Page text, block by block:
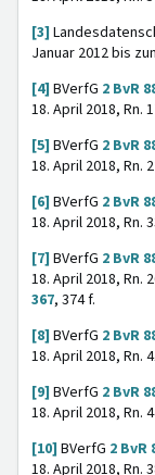
[3]
Januar 2012 bis
[4] BVerfG 2 BvR
18. April 2018, Rn.
[5] BVerfG 2 BvR
18. April 2018, Rn.
[6] BVerfG 2 BvR
18. April 2018, Rn.
[7] BVerfG 2 BvR
18. April 2018, Rn.
367, 374 f.
[8] BVerfG 2 BvR
18. April 2018, Rn.
[9] BVerfG 2 BvR
18. April 2018, Rn.
[10] BVerfG 2 BvR
18. April 2018, Rn.